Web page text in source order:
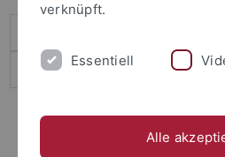
verknüpft.
Essentiell
Alle